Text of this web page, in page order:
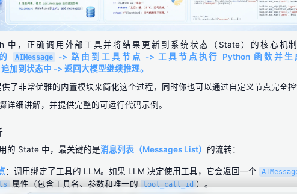
中，正确调用外部工具并将结果更新到系统状态（State）的核心机
的 AIMessage -> 路由到工具节点 -> 工具节点执行 Python 函数并生
追加到状态中 -> 返回大模型继续推理。
了非常优雅的内置模块来简化这个过程，同时你也可以通过自定义节点完全控
详细讲解，并提供完整的可运行代码示例。
的 State 中，最关键的是消息列表（Messages List） 的流转：
：调用绑定了工具的 LLM。如果 LLM 决定使用工具，它会返回一个
属性（包含工具名、参数和唯一的 tool_call_id ）。